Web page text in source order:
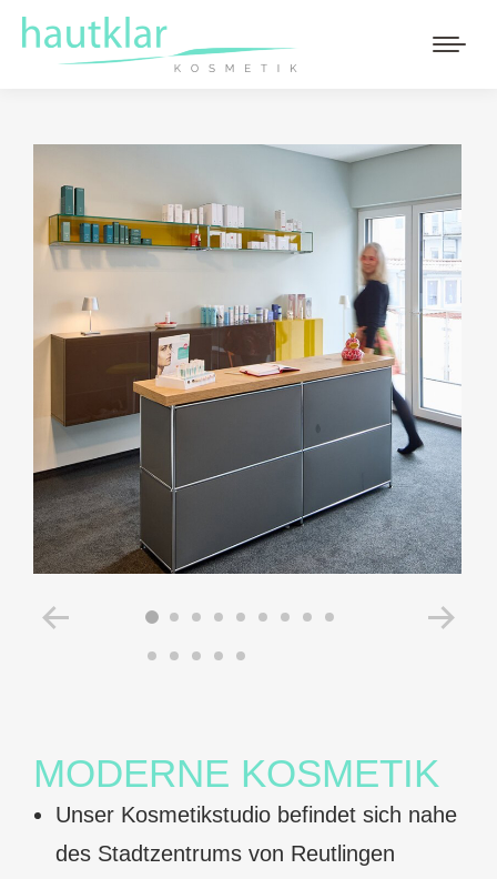
MODERNE KOSMETIK
Unser Kosmetikstudio befindet sich nahe
des Stadtzentrums von Reutlingen